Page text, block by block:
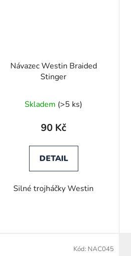
Návazec Westin Braided
Stinger
Skladem (>5 ks)
90 Kč
DETAIL
Silné trojháčky Westin
Kód: NAC045